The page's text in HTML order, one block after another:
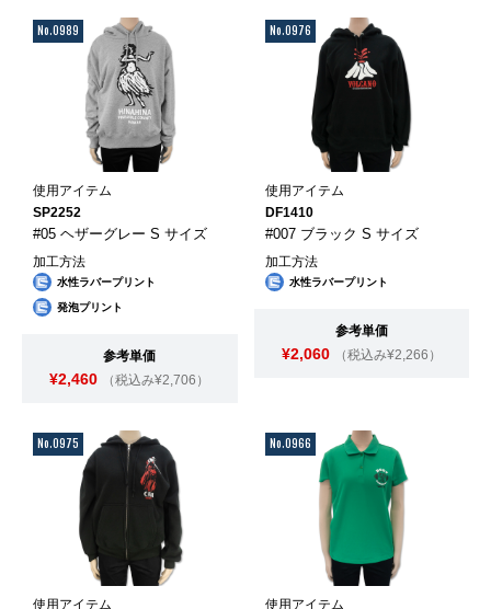
No.0989
使用アイテム
SP2252
#05 ヘザーグレー S サイズ
加工方法
水性ラバープリント
発泡プリント
参考単価
¥2,460 （税込み¥2,706）
No.0976
使用アイテム
DF1410
#007 ブラック S サイズ
加工方法
水性ラバープリント
参考単価
¥2,060 （税込み¥2,266）
No.0975
使用アイテム
No.0966
使用アイテム